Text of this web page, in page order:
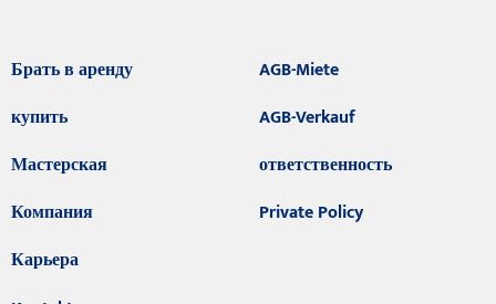
Брать в аренду
купить
Мастерская
Компания
Карьера
AGB-Miete
AGB-Verkauf
ответственность
Private Policy